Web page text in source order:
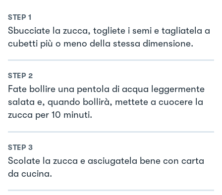
STEP 1
Sbucciate la zucca, togliete i semi e tagliatela a
cubetti più o meno della stessa dimensione.
STEP 2
Fate bollire una pentola di acqua leggermente
salata e, quando bollirà, mettete a cuocere la
zucca per 10 minuti.
STEP 3
Scolate la zucca e asciugatela bene con carta
da cucina.